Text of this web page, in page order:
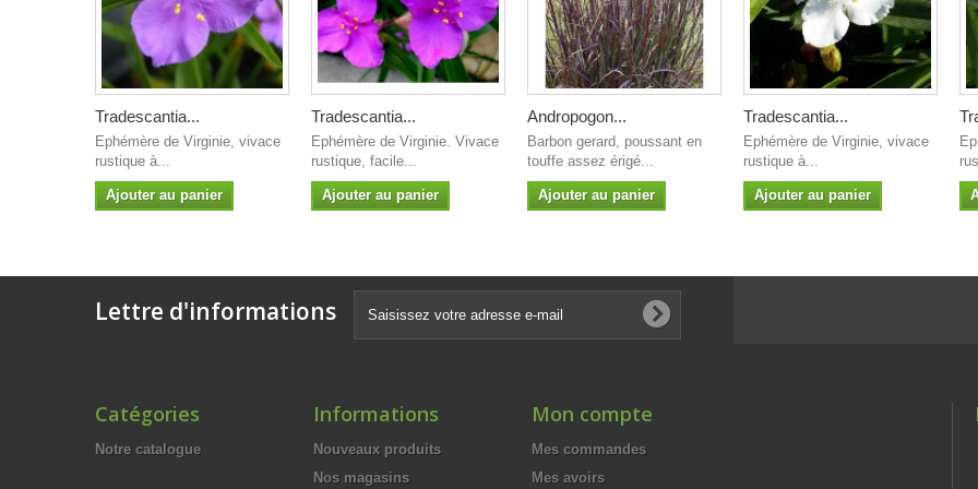
Tradescantia...
Ephémère de Virginie, vivace
rustique à...
Ajouter au panier
Tradescantia...
Ephémère de Virginie. Vivace
rustique, facile...
Ajouter au panier
Andropogon...
Barbon gerard, poussant en
touffe assez érigé...
Ajouter au panier
Tradescantia...
Ephémère de Virginie, vivace
rustique à...
Ajouter au panier
Lettre d'informations
Catégories
Notre catalogue
Informations
Nouveaux produits
Nos magasins
Mon compte
Mes commandes
Mes avoirs